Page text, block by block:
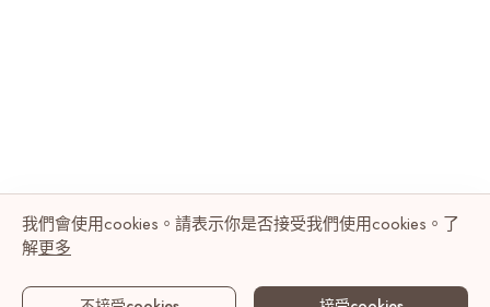
我們會使用cookies。請表示你是否接受我們使用cookies。了
解更多